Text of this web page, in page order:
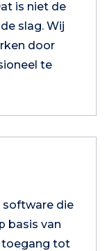
is niet de
slag. Wij
door
te
software die
basis van
toegang tot